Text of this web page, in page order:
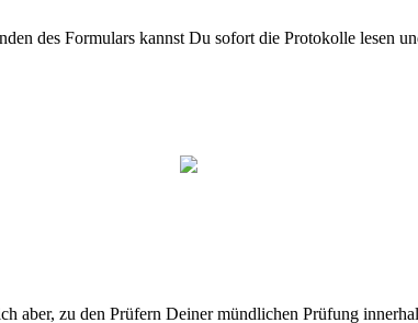
des Formulars kannst Du sofort die Protokolle lesen
aber, zu den Prüfern Deiner mündlichen Prüfung